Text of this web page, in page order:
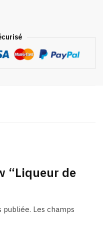
“Liqueur de
publiée. Les champs